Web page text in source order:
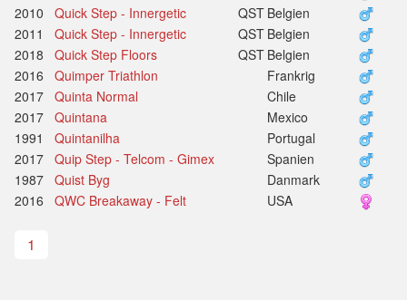
2010
Quick Step - Innergetic QST Belgien
2011
Quick Step - Innergetic QST Belgien
2018
Quick Step Floors QST Belgien
2016
Quimper Triathlon
Frankrig
2017 Quinta Normal
Chile
2017 Quintana
Mexico
1991
Quintanilha
Portugal
2017 Quip Step - Telcom - Gimex
Spanien
1987 Quist Byg
Danmark
2016
QWC Breakaway - Felt USA
1